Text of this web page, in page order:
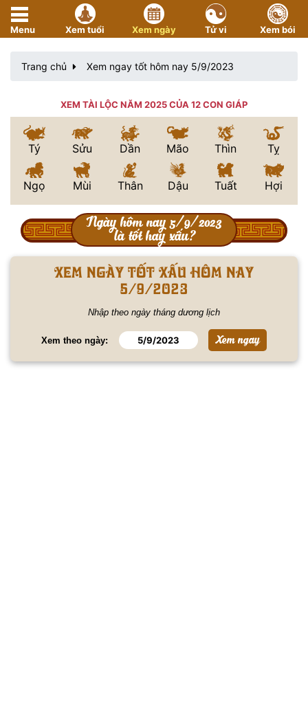
Menu Xem tuổi Xem ngày Tử vi Xem bói
Trang chủ Xem ngay tốt hôm nay 5/9/2023
XEM TÀI LỘC NĂM 2025 CỦA 12 CON GIÁP
Tý Sửu Dần Mão Thìn Tỵ
Ngọ Mùi Thân Dậu Tuất Hợi
Ngày hôm nay 5/9/2023
là tốt hay xấu?
Xem ngày tốt xấu hôm nay
5/9/2023
Nhập theo ngày tháng dương lịch
Xem theo ngày: